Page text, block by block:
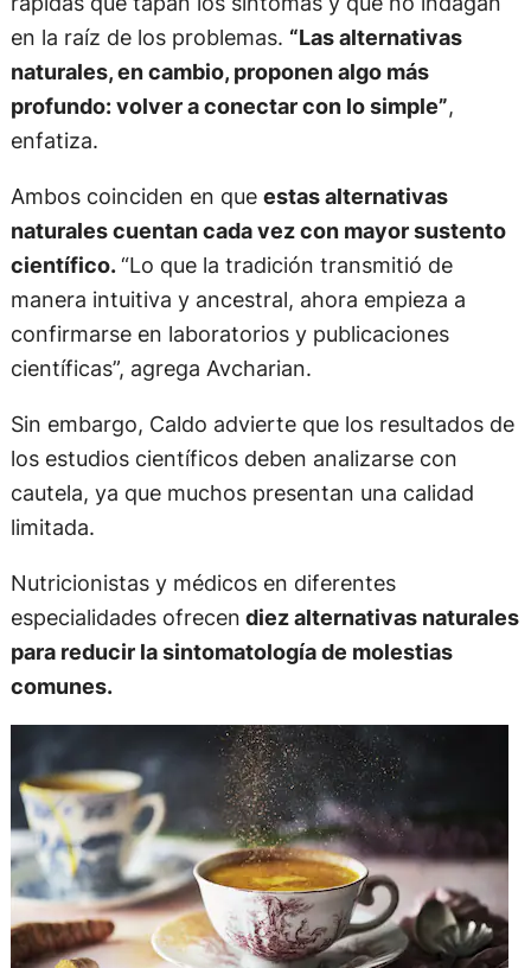
en la raíz de los problemas. “Las alternativas
naturales, en cambio, proponen algo más
profundo: volver a conectar con lo simple”,
enfatiza.
Ambos coinciden en que estas alternativas
naturales cuentan cada vez con mayor sustento
científico.“Lo que la tradición transmitió de
manera intuitiva y ancestral, ahora empieza a
confirmarse en laboratorios y publicaciones
científicas”, agrega Avcharian.
Sin embargo, Caldo advierte que los resultados de
los estudios científicos deben analizarse con
cautela, ya que muchos presentan una calidad
limitada.
Nutricionistas y médicos en diferentes
especialidades ofrecen diez alternativas naturales
para reducir la sintomatología de molestias
comunes.